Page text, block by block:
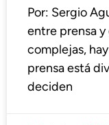
Por: Sergio
entre prensa
complejas,
prensa está
deciden